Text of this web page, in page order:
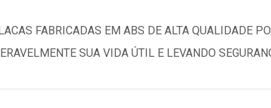
FABRICADAS EM ABS DE ALTA QUALIDADE
SUA VIDA ÚTIL E LEVANDO